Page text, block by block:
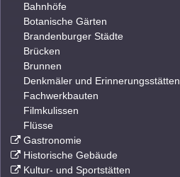
Bahnhöfe
Botanische Gärten
Brandenburger Städte
Brücken
Brunnen
Denkmäler und Erinnerungsstätten
Fachwerkbauten
Filmkulissen
Flüsse
Gastronomie
Historische Gebäude
Kultur- und Sportstätten